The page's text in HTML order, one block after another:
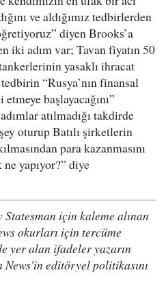
ve aldığımız tedbirlerden
diyen Brooks’a
iki adım var; Tavan fiyatın 50
yasaklı ihracat
“Rusya’nın finansal
başlayacağını”
atılmadığı takdirde
oturup Batılı şirketlerin
para kazanmasını
yapıyor?” diye
için kaleme alınan
okurları için tercüme
yer alan ifadeler yazarın
editöryel politikasını